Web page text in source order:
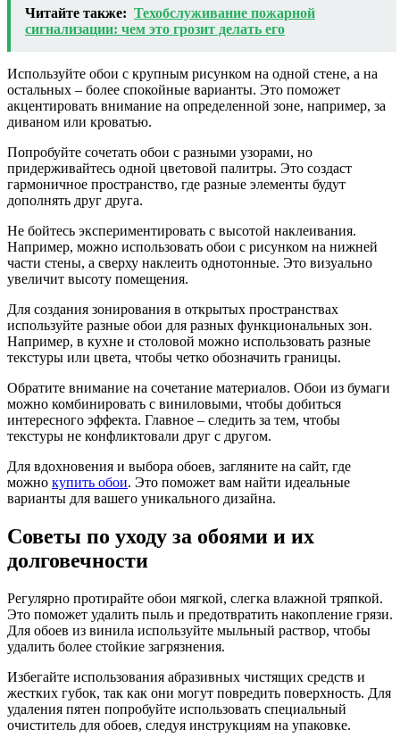
Читайте также: Техобслуживание пожарной
сигнализации: чем это грозит делать его
Используйте обои с крупным рисунком на одной стене, а на
остальных – более спокойные варианты. Это поможет
акцентировать внимание на определенной зоне, например, за
диваном или кроватью.
Попробуйте сочетать обои с разными узорами, но
придерживайтесь одной цветовой палитры. Это создаст
гармоничное пространство, где разные элементы будут
дополнять друг друга.
Не бойтесь экспериментировать с высотой наклеивания.
Например, можно использовать обои с рисунком на нижней
части стены, а сверху наклеить однотонные. Это визуально
увеличит высоту помещения.
Для создания зонирования в открытых пространствах
используйте разные обои для разных функциональных зон.
Например, в кухне и столовой можно использовать разные
текстуры или цвета, чтобы четко обозначить границы.
Обратите внимание на сочетание материалов. Обои из бумаги
можно комбинировать с виниловыми, чтобы добиться
интересного эффекта. Главное – следить за тем, чтобы
текстуры не конфликтовали друг с другом.
Для вдохновения и выбора обоев, загляните на сайт, где
можно купить обои. Это поможет вам найти идеальные
варианты для вашего уникального дизайна.
Советы по уходу за обоями и их
долговечности
Регулярно протирайте обои мягкой, слегка влажной тряпкой.
Это поможет удалить пыль и предотвратить накопление грязи.
Для обоев из винила используйте мыльный раствор, чтобы
удалить более стойкие загрязнения.
Избегайте использования абразивных чистящих средств и
жестких губок, так как они могут повредить поверхность. Для
удаления пятен попробуйте использовать специальный
очиститель для обоев, следуя инструкциям на упаковке.